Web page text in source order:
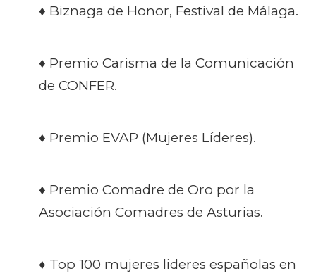
♦ Biznaga de Honor, Festival de Málaga.
♦ Premio Carisma de la Comunicación
de CONFER.
♦ Premio EVAP (Mujeres Líderes).
♦ Premio Comadre de Oro por la
Asociación Comadres de Asturias.
♦ Top 100 mujeres lideres españolas en